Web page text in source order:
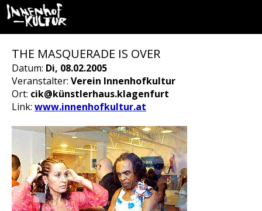
THE MASQUERADE IS OVER
Datum: Di, 08.02.2005
Veranstalter: Verein Innenhofkultur
Ort: cik@künstlerhaus.klagenfurt
Link: www.innenhofkultur.at